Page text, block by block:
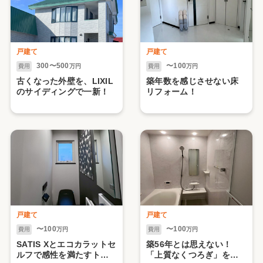
戸建て
費用 300〜500万円
古くなった外壁を、LIXIL
のサイディングで一新！
戸建て
費用 〜100万円
築年数を感じさせない床
リフォーム！
戸建て
費用 〜100万円
SATIS Xとエコカラットセ
ルフで感性を満たすトイ
戸建て
費用 〜100万円
築56年とは思えない！
「上質なくつろぎ」を叶